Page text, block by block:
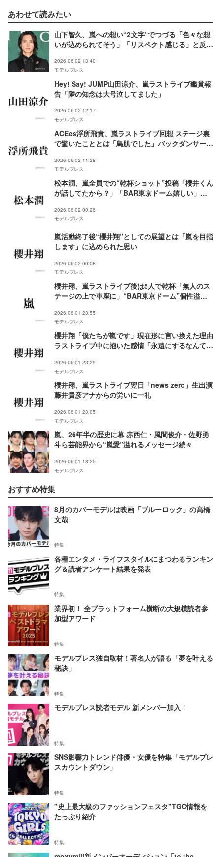
あわせて読みたい
山下智久、嵐への想い“2文字”でつづる「色々な想
いが込められてそう」「リスペクト感じる」と反響
2026.06.02 13:40
モデルプレス
Hey! Say! JUMP山田涼介、嵐ラストライブ鑑賞報
告「隣の知念は大号泣してました」
2026.06.02 12:17
モデルプレス
ACEes浮所飛貴、嵐ラストライブ回想 ステージ裏
で驚いたこととは「鳥肌でした」バックダンサー出
2026.06.02 11:28
モデルプレス
松本潤、嵐全員での“乾杯ショット”投稿「櫻井くん
が話してたから？」「BAR東京ドーム嬉しい」感
2026.06.02 00:26
モデルプレス
嵐活動終了後“櫻井翔”としての展望とは「嵐を目指
します」に込められた思い
2026.06.02 00:08
モデルプレス
櫻井翔、嵐ラストライブ後は5人で乾杯「無人のス
テージの上で車座に」“BAR東京ドーム”個性溢れ
2026.06.01 23:55
モデルプレス
櫻井翔「僕たちが嵐です」現在形に言い換えた理由
ラストライブ中に抱いた感情「永遠にするなんてい
2026.06.01 23:29
モデルプレス
櫻井翔、嵐ラストライブ翌日「news zero」生出演
藤井貴彦アナからの労いに一礼
2026.06.01 23:05
モデルプレス
嵐、26年半の歴史に幕 赤西仁・風間俊介・佐野勇
斗ら芸能界から“嵐愛”溢れるメッセージ続々
2026.06.01 18:25
モデルプレス
おすすめ特集
8月のカバーモデルは映画「ブルーロック」の高橋
文哉
特集
各種エンタメ・ライフスタイルにまつわるランキン
グ＆読者アンケート結果を発表
特集
業界初！ 全プラットフォーム横断の大規模読者参
加型アワード
特集
モデルプレス独自取材！著名人が語る「夢を叶える
秘訣」
特集
モデルプレス読者モデル 新メンバー加入！
特集
SNS影響力トレンド俳優・女優を特集「モデルプレ
スカウントダウン」
特集
"史上最大級のファッションフェスタ"TGC情報を
たっぷり紹介
特集